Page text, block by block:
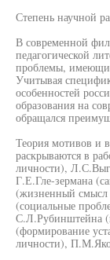
Степень научной
В современной
педагогической
проблемы,
Учитывая
особенностей
образования на
обращался
Теория мотивов и
раскрываются в
личности),
Г.Е.Гле-зермана
(жизненный
(социальные
С.Л.Рубинштейна
(формирование
личности),